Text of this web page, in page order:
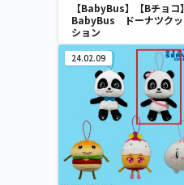
【BabyBus】【Bチョコ】
BabyBus ドーナツクッ
ション
24.02.09